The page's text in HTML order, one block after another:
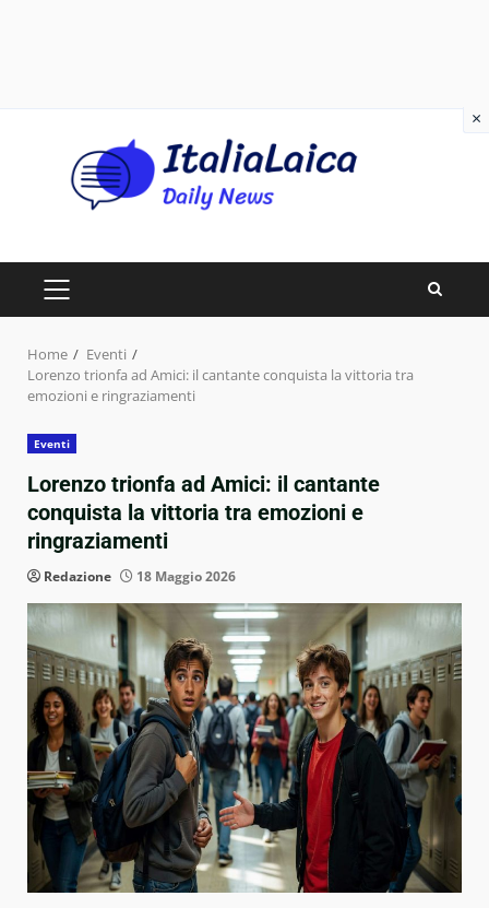
PRIMARY
MENU
Home
Eventi
Lorenzo trionfa ad Amici: il cantante conquista la vittoria tra
emozioni e ringraziamenti
Eventi
Lorenzo trionfa ad Amici: il cantante
conquista la vittoria tra emozioni e
ringraziamenti
Redazione 18 Maggio 2026
×